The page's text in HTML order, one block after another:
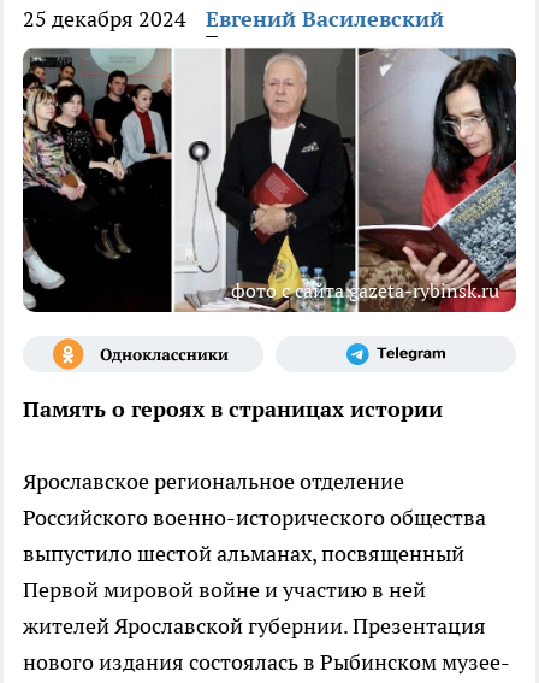
25 декабря 2024 Евгений Василевский
фото с сайта gazeta-rybinsk.ru
Память о героях в страницах истории
Ярославское региональное отделение
Российского военно-исторического общества
выпустило шестой альманах, посвященный
Первой мировой войне и участию в ней
жителей Ярославской губернии. Презентация
нового издания состоялась в Рыбинском музее-